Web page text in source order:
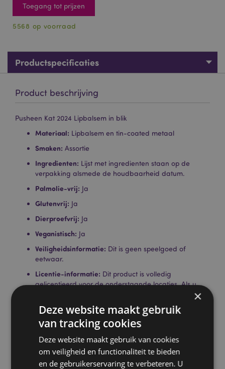
Toegang tot prijzen
5568 op voorraad
Productspecificaties
Product beschrijving
Pusheen Kat 2024 Lipbalsem in blik
Materiaal: Lipbalsem en tin-coated metaal
Smaken: Assortie
Ingredienten: Lijst met ingredienten staan op de
verpakking alsmede de houdbaarheid datum.
Palmolie-vrij: Ja
Glutenvrij: Ja
Dierproefvrij: Ja
Veganistisch: Ja
Veiligheidsinformatie: Dit is geen speelgoed of
eetwaar.
Licentie-informatie: Dit product is volledig
gelicentieerd voor de onderstaande locaties. Als u
product dan niet te kopen. Als u dit toch doet, wordt
het product uit uw bestelling verwijderd. Neem voor
meer informatie contact op met onze klantenservice.
Gelicentieerde gebieden:
Andorra, Oostenrijk, Azerbeidzjan, Azoren (Portugal),
Balearen (Spanje), Wit-Rusland, België, Bermuda,
Bosnië en Herzegovina, Bulgarije, Canarische
×
Deze website maakt gebruik
van tracking cookies
Deze website maakt gebruik van cookies
om veiligheid en functionaliteit te bieden
en de gebruikerservaring te verbeteren. U